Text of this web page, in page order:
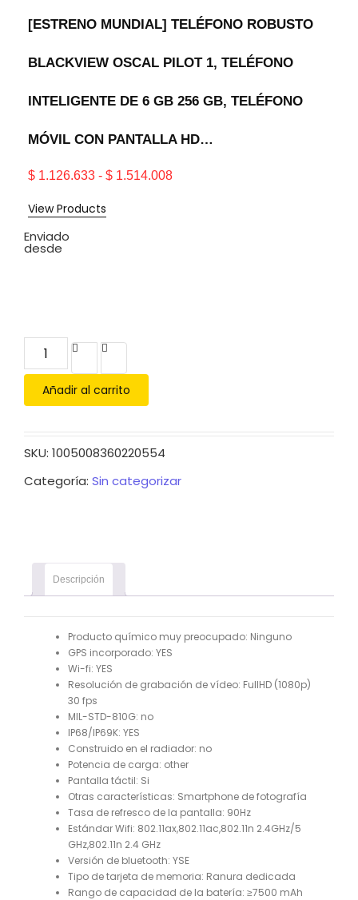
[ESTRENO MUNDIAL] TELÉFONO ROBUSTO
BLACKVIEW OSCAL PILOT 1, TELÉFONO
INTELIGENTE DE 6 GB 256 GB, TELÉFONO
MÓVIL CON PANTALLA HD…
$ 1.126.633 - $ 1.514.008
View Products
Enviado
desde
Añadir al carrito
SKU: 1005008360220554
Categoría: Sin categorizar
Descripción
Producto químico muy preocupado: Ninguno
GPS incorporado: YES
Wi-fi: YES
Resolución de grabación de vídeo: FullHD (1080p)
30 fps
MIL-STD-810G: no
IP68/IP69K: YES
Construido en el radiador: no
Potencia de carga: other
Pantalla táctil: Si
Otras características: Smartphone de fotografía
Tasa de refresco de la pantalla: 90Hz
Estándar Wifi: 802.11ax,802.11ac,802.11n 2.4GHz/5
GHz,802.11n 2.4 GHz
Versión de bluetooth: YSE
Tipo de tarjeta de memoria: Ranura dedicada
Rango de capacidad de la batería: ≥7500 mAh